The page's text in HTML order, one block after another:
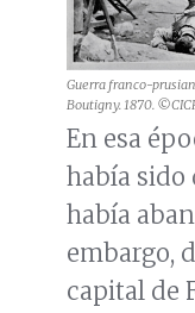
Guerra franco-
Boutigny. 1870.
En esa
había sido
había
embargo,
capital de